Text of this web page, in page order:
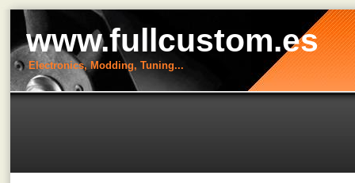
www.fullcustom.es
Electronics, Modding, Tuning...